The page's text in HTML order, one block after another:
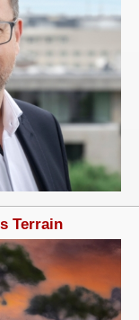
Terrain